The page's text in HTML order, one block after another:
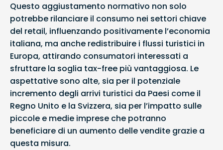
Questo aggiustamento normativo non solo
potrebbe rilanciare il consumo nei settori chiave
del retail, influenzando positivamente l’economia
italiana, ma anche redistribuire i flussi turistici in
Europa, attirando consumatori interessati a
sfruttare la soglia tax-free più vantaggiosa. Le
aspettative sono alte, sia per il potenziale
incremento degli arrivi turistici da Paesi come il
Regno Unito e la Svizzera, sia per l’impatto sulle
piccole e medie imprese che potranno
beneficiare di un aumento delle vendite grazie a
questa misura.